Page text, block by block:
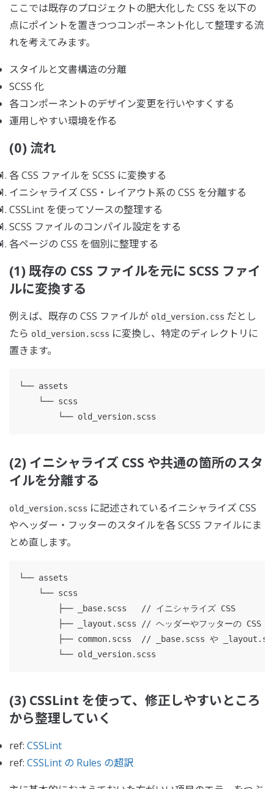
ここでは既存のプロジェクトの肥大化した CSS を以下の
点にポイントを置きつつコンポーネント化して整理する流
れを考えてみます。
スタイルと文書構造の分離
SCSS 化
各コンポーネントのデザイン変更を行いやすくする
運用しやすい環境を作る
(0) 流れ
各 CSS ファイルを SCSS に変換する
イニシャライズ CSS・レイアウト系の CSS を分離する
CSSLint を使ってソースの整理する
SCSS ファイルのコンパイル設定をする
各ページの CSS を個別に整理する
(1) 既存の CSS ファイルを元に SCSS ファイ
ルに変換する
例えば、既存の CSS ファイルが old_version.css だとし
たら old_version.scss に変換し、特定のディレクトリに
置きます。
└── assets
    └── scss
(2) イニシャライズ CSS や共通の箇所のスタ
イルを分離する
old_version.scss に記述されているイニシャライズ CSS
やヘッダー・フッターのスタイルを各 SCSS ファイルにま
とめ直します。
└── assets
    └── scss
        ├── _base.scss   // イニシャライズ CSS
        ├── _layout.scss // ヘッダーやフッターの CSS
├── common.scss  // _base.scss や
(3) CSSLint を使って、修正しやすいところ
から整理していく
ref: CSSLint
ref: CSSLint の Rules の超訳